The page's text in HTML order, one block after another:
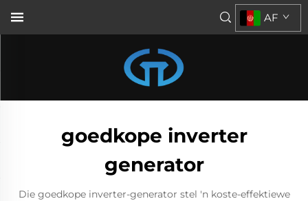
AF
goedkope inverter
generator
Die goedkope inverter-generator stel 'n koste-effektiewe